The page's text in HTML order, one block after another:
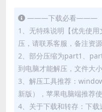
———下载必看———
1、无特殊说明【优先使
压，请联系客服，备注资源
2、部分压缩为part1、
到电脑才能解压，文件大小
3、解压工具推荐：
新版），苹果电脑端推荐
4、关于下载和转存：下